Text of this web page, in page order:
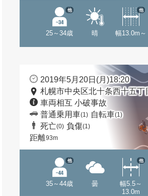
25～34歳
他
晴 幅13.0m～
他
2019年5月20日(月)18:20
札幌市中央区北十条西十五丁
車両相互 小破事故
普通乗用車(1) 自転車(1)
死亡(0) 負傷(1)
距離93m
35～44歳
他
曇
幅5.5～
13.0m
他